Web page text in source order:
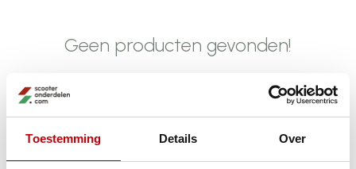
Toestemming Details Over
Geen producten gevonden!